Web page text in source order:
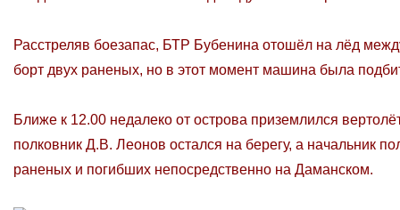
Расстреляв боезапас, БТР Бубенина отошёл на лёд
борт двух раненых, но в этот момент машина была
Ближе к 12.00 недалеко от острова приземлился
полковник Д.В. Леонов остался на берегу, а начальник
раненых и погибших непосредственно на Даманском.